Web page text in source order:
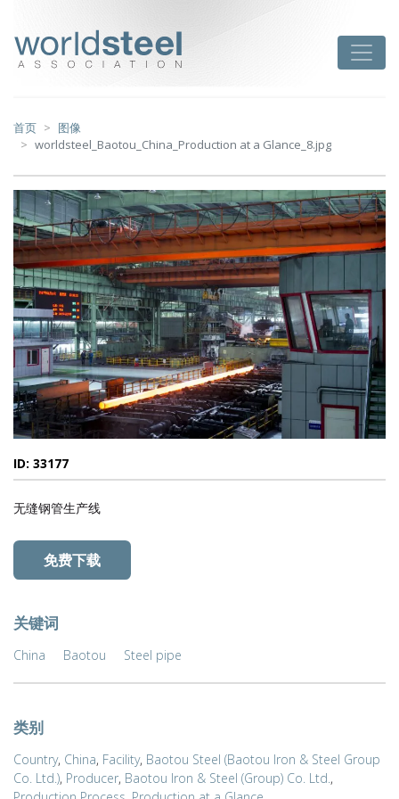
首页
图像
worldsteel_Baotou_China_Production at a Glance_8.jpg
ID: 33177
无缝钢管生产线
免费下载
关键词
China Baotou Steel pipe
类别
Country, China, Facility, Baotou Steel (Baotou Iron & Steel Group
Co. Ltd.), Producer, Baotou Iron & Steel (Group) Co. Ltd.,